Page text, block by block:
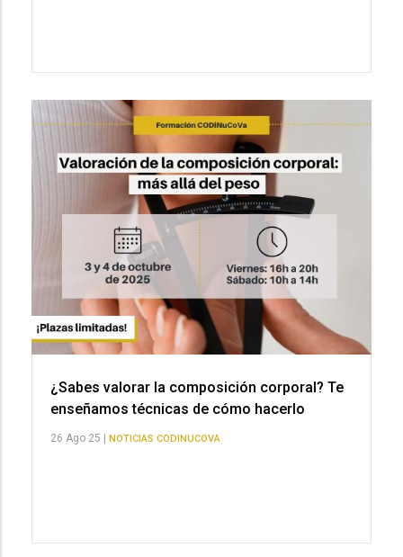
¿Sabes valorar la composición corporal? Te
enseñamos técnicas de cómo hacerlo
26 Ago 25 | NOTICIAS CODINUCOVA